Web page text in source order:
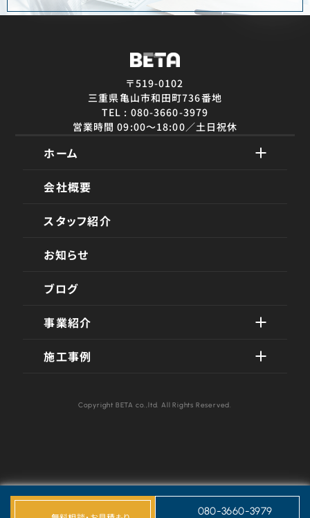
〒519-0102
三重県亀山市和田町736番地
TEL : 080-3660-3979
営業時間 09:00〜18:00／土日祝休
ホーム
会社概要
スタッフ紹介
お知らせ
ブログ
事業紹介
施工事例
Copyright BETA co.,ltd. All Rights Reserved.
080-3660-3979